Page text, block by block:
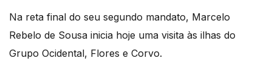
Na reta final do seu segundo mandato, Marcelo
Rebelo de Sousa inicia hoje uma visita às ilhas do
Grupo Ocidental, Flores e Corvo.